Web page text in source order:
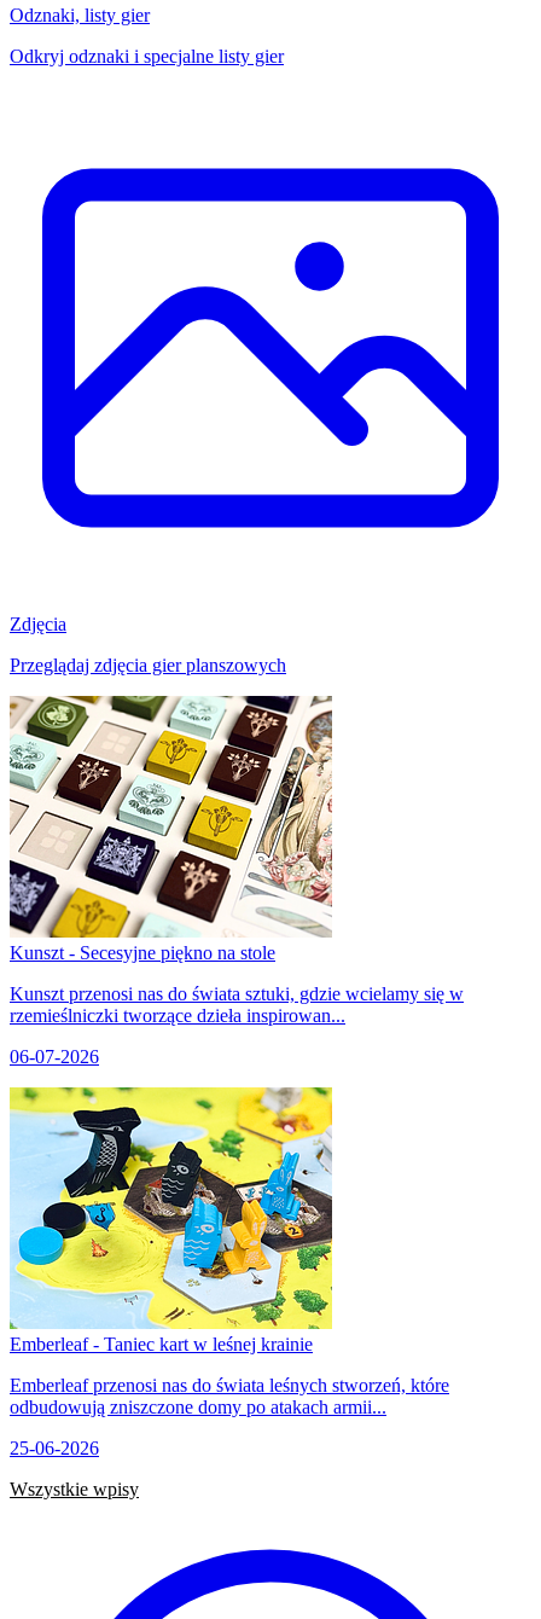
Odznaki, listy gier
Odkryj odznaki i specjalne listy gier
Zdjęcia
Przeglądaj zdjęcia gier planszowych
Kunszt - Secesyjne piękno na stole
Kunszt przenosi nas do świata sztuki, gdzie wcielamy się w
rzemieślniczki tworzące dzieła inspirowan...
06-07-2026
Emberleaf - Taniec kart w leśnej krainie
Emberleaf przenosi nas do świata leśnych stworzeń, które
odbudowują zniszczone domy po atakach armii...
25-06-2026
Wszystkie wpisy